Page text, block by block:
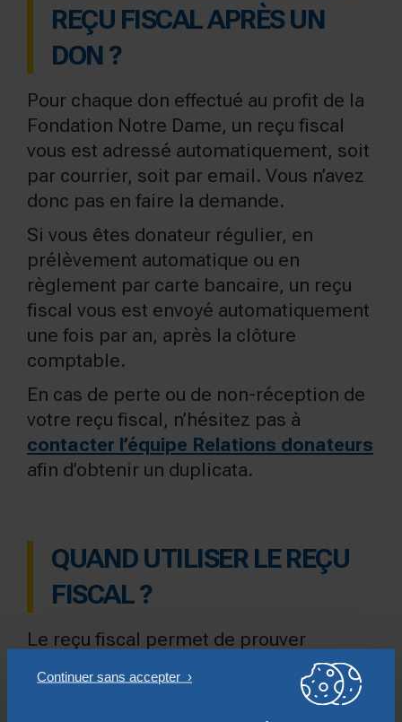
REÇU FISCAL APRÈS UN
DON ?
Pour chaque don effectué au profit de la
Fondation Notre Dame, un reçu fiscal
vous est adressé automatiquement, soit
par courrier, soit par email. Vous n’avez
donc pas en faire la demande.
Si vous êtes donateur régulier, en
prélèvement automatique ou en
règlement par carte bancaire, un reçu
fiscal vous est envoyé automatiquement
une fois par an, après la clôture
comptable.
En cas de perte ou de non-réception de
votre reçu fiscal, n’hésitez pas à
contacter l’équipe Relations donateurs
afin d’obtenir un duplicata.
QUAND UTILISER LE REÇU
FISCAL ?
Le reçu fiscal permet de prouver
l’existence du don effectué au profit de la
Fondation Notre Dame. Depuis 2013,